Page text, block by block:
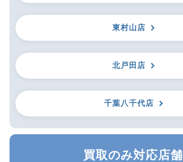
東村山店
北戸田店
千葉八千代店
買取のみ対応店舗